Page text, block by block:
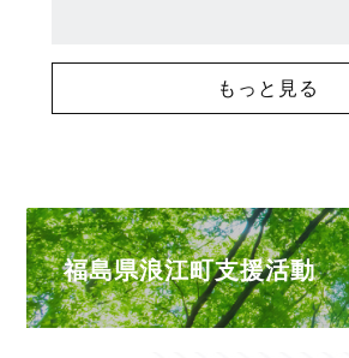
もっと見る
福島県浪江町支援活動